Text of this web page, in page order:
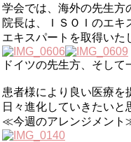
学会では、海外の先生方
院長は、ＩＳＯＩのエキ
エキスパートを取得いた
ドイツの先生方、そし
患者様により良い医療を
日々進化していきたいと
≪今週のアレンジメン